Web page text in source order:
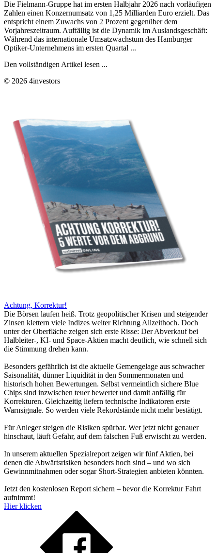
Die Fielmann-Gruppe hat im ersten Halbjahr 2026 nach vorläufigen
Zahlen einen Konzernumsatz von 1,25 Milliarden Euro erzielt. Das
entspricht einem Zuwachs von 2 Prozent gegenüber dem
Vorjahreszeitraum. Auffällig ist die Dynamik im Auslandsgeschäft:
Während das internationale Umsatzwachstum des Hamburger
Optiker-Unternehmens im ersten Quartal ...
Den vollständigen Artikel lesen ...
© 2026 4investors
Achtung, Korrektur!
Die Börsen laufen heiß. Trotz geopolitischer Krisen und steigender
Zinsen klettern viele Indizes weiter Richtung Allzeithoch. Doch
unter der Oberfläche zeigen sich erste Risse: Der Abverkauf bei
Halbleiter-, KI- und Space-Aktien macht deutlich, wie schnell sich
die Stimmung drehen kann.
Besonders gefährlich ist die aktuelle Gemengelage aus schwacher
Saisonalität, dünner Liquidität in den Sommermonaten und
historisch hohen Bewertungen. Selbst vermeintlich sichere Blue
Chips sind inzwischen teuer bewertet und damit anfällig für
Korrekturen. Gleichzeitig liefern technische Indikatoren erste
Warnsignale. So werden viele Rekordstände nicht mehr bestätigt.
Für Anleger steigen die Risiken spürbar. Wer jetzt nicht genauer
hinschaut, läuft Gefahr, auf dem falschen Fuß erwischt zu werden.
In unserem aktuellen Spezialreport zeigen wir fünf Aktien, bei
denen die Abwärtsrisiken besonders hoch sind – und wo sich
Gewinnmitnahmen oder sogar Short-Strategien anbieten könnten.
Jetzt den kostenlosen Report sichern – bevor die Korrektur Fahrt
aufnimmt!
Hier klicken